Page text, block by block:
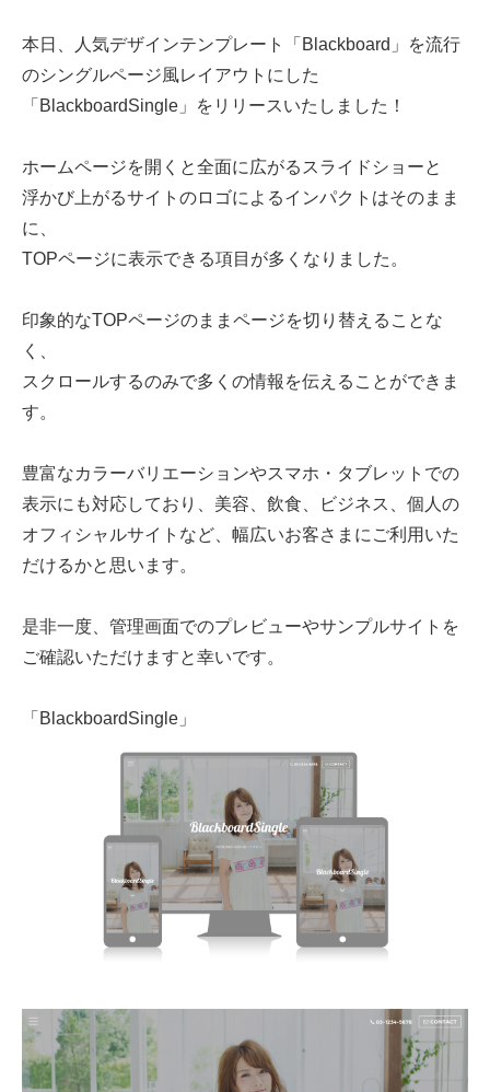
本日、人気デザインテンプレート「Blackboard」を流行
のシングルページ風レイアウトにした
「BlackboardSingle」をリリースいたしました！
ホームページを開くと全面に広がるスライドショーと
浮かび上がるサイトのロゴによるインパクトはそのまま
に、
TOPページに表示できる項目が多くなりました。
印象的なTOPページのままページを切り替えることな
く、
スクロールするのみで多くの情報を伝えることができま
す。
豊富なカラーバリエーションやスマホ・タブレットでの
表示にも対応しており、美容、飲食、ビジネス、個人の
オフィシャルサイトなど、幅広いお客さまにご利用いた
だけるかと思います。
是非一度、管理画面でのプレビューやサンプルサイトを
ご確認いただけますと幸いです。
「BlackboardSingle」